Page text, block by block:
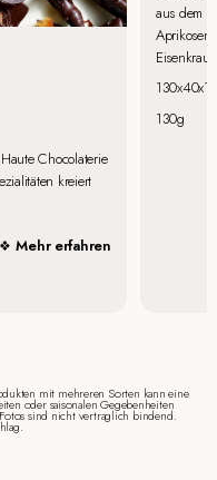
Chocolaterie
kreiert
Mehr erfahren
aus dem
130g
mit mehreren Sorten kann eine
oder saisonalen Gegebenheiten
sind nicht vertraglich bindend.